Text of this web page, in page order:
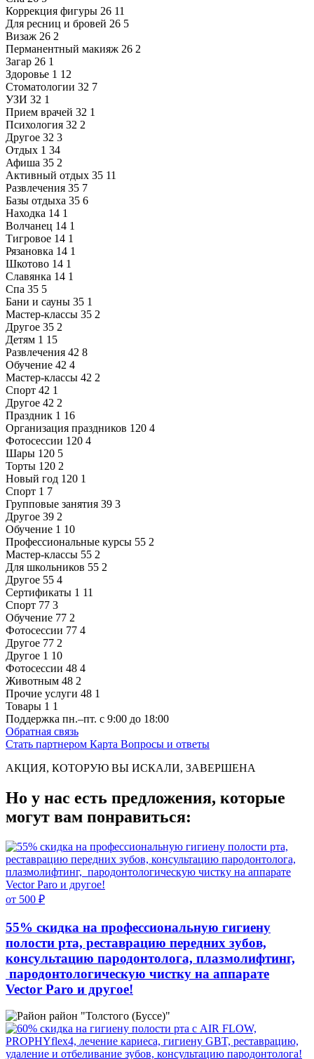
Коррекция фигуры 26 11
Для ресниц и бровей 26 5
Визаж 26 2
Перманентный макияж 26 2
Загар 26 1
Здоровье 1 12
Стоматологии 32 7
УЗИ 32 1
Прием врачей 32 1
Психология 32 2
Другое 32 3
Отдых 1 34
Афиша 35 2
Активный отдых 35 11
Развлечения 35 7
Базы отдыха 35 6
Находка 14 1
Волчанец 14 1
Тигровое 14 1
Рязановка 14 1
Шкотово 14 1
Славянка 14 1
Спа 35 5
Бани и сауны 35 1
Мастер-классы 35 2
Другое 35 2
Детям 1 15
Развлечения 42 8
Обучение 42 4
Мастер-классы 42 2
Спорт 42 1
Другое 42 2
Праздник 1 16
Организация праздников 120 4
Фотосессии 120 4
Шары 120 5
Торты 120 2
Новый год 120 1
Спорт 1 7
Групповые занятия 39 3
Другое 39 2
Обучение 1 10
Профессиональные курсы 55 2
Мастер-классы 55 2
Для школьников 55 2
Другое 55 4
Сертификаты 1 11
Спорт 77 3
Обучение 77 2
Фотосессии 77 4
Другое 77 2
Другое 1 10
Фотосессии 48 4
Животным 48 2
Прочие услуги 48 1
Товары 1 1
Поддержка пн.–пт. с 9:00 до 18:00
Обратная связь
Стать партнером Карта Вопросы и ответы
АКЦИЯ, КОТОРУЮ ВЫ ИСКАЛИ, ЗАВЕРШЕНА
Но у нас есть предложения, которые
могут вам понравиться:
от 500 ₽
55% скидка на профессиональную гигиену
полости рта, реставрацию передних зубов,
консультацию пародонтолога, плазмолифтинг,
пародонтологическую чистку на аппарате
Vector Paro и другое!
район "Толстого (Буссе)"